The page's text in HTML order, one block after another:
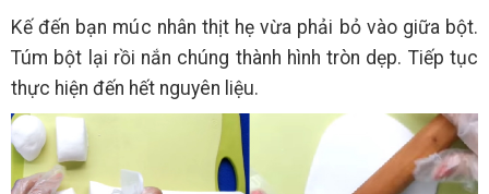
Kế đến bạn múc nhân thịt hẹ vừa phải bỏ vào giữa bột.
Túm bột lại rồi nắn chúng thành hình tròn dẹp. Tiếp tục
thực hiện đến hết nguyên liệu.